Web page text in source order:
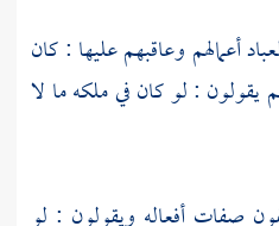
أعمالهم وعاقبهم عليها : كان
: لو كان في ملكه ما لا